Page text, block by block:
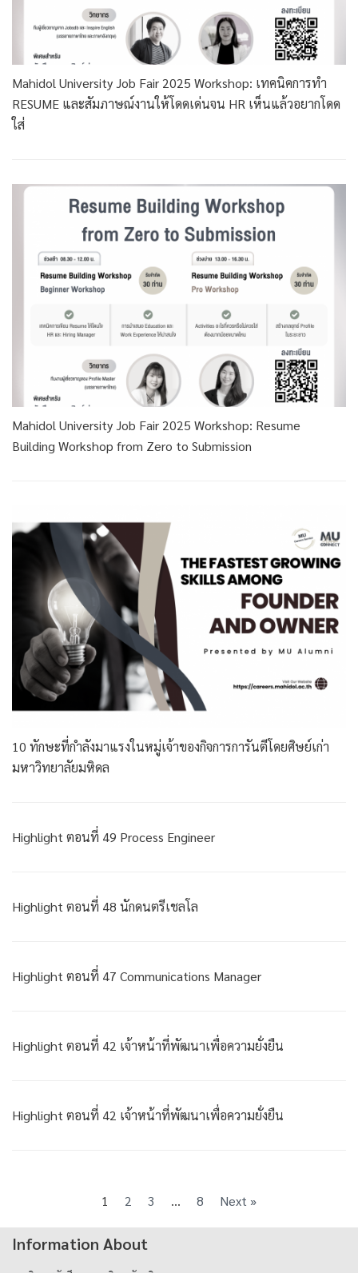
Mahidol University Job Fair 2025 Workshop: เทคนิคการทำ
RESUME และสัมภาษณ์งานให้โดดเด่นจน HR เห็นแล้วอยากโดด
ใส่
Mahidol University Job Fair 2025 Workshop: Resume
Building Workshop from Zero to Submission
10 ทักษะที่กำลังมาแรงในหมู่เจ้าของกิจการการันตีโดยศิษย์เก่า
มหาวิทยาลัยมหิดล
Highlight ตอนที่ 49 Process Engineer
Highlight ตอนที่ 48 นักดนตรีเชลโล
Highlight ตอนที่ 47 Communications Manager
Highlight ตอนที่ 42 เจ้าหน้าที่พัฒนาเพื่อความยั่งยืน
Highlight ตอนที่ 42 เจ้าหน้าที่พัฒนาเพื่อความยั่งยืน
1 2 3 … 8 Next »
Information About